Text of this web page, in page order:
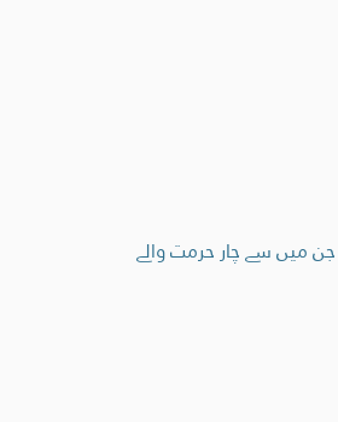
جن میں سے چار حرمت والے